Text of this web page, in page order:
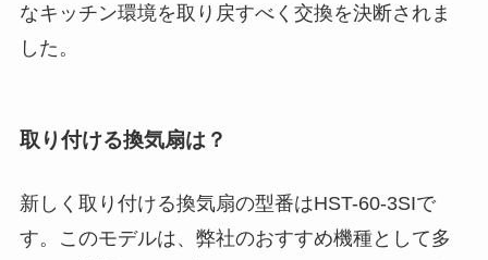
なキッチン環境を取り戻すべく交換を決断されま
した。
取り付ける換気扇は？
新しく取り付ける換気扇の型番はHST-60-3SIで
す。このモデルは、弊社のおすすめ機種として多